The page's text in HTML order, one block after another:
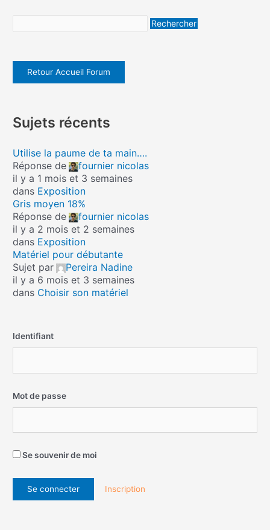
Retour Accueil Forum
Sujets récents
Utilise la paume de ta main….
Réponse de
fournier nicolas
il y a 1 mois et 3 semaines
dans Exposition
Gris moyen 18%
Réponse de
fournier nicolas
il y a 2 mois et 2 semaines
dans Exposition
Matériel pour débutante
Sujet par
Pereira Nadine
il y a 6 mois et 3 semaines
dans Choisir son matériel
Identifiant
Mot de passe
Se souvenir de moi
Inscription